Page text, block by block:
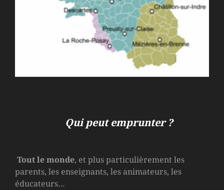
Qui peut emprunter ?
Tout le monde, et plus particulièrement les
parents, les enseignants, les animateurs, les
éducateurs…